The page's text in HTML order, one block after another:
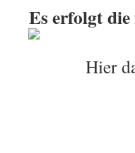
Es erfolgt
Hier